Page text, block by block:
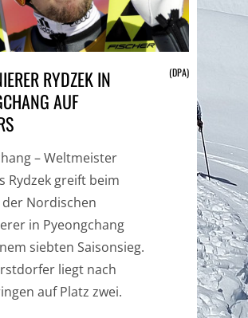
RYDZEK IN
AUF
(DPA)
– Weltmeister
Rydzek greift beim
Nordischen
in Pyeongchang
siebten Saisonsieg.
liegt nach
auf Platz zwei.